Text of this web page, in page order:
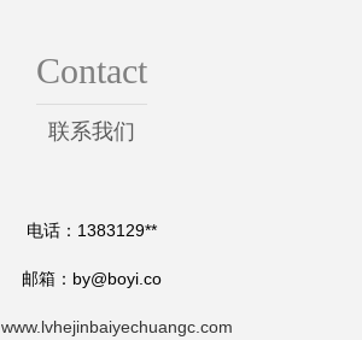
Contact
联系我们
电话：1383129**
邮箱： by@boyi.co
www.lvhejinbaiyechuangc.com